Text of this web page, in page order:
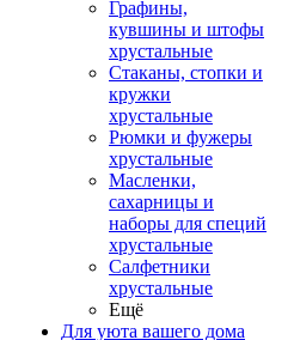
Графины,
кувшины и штофы
хрустальные
Стаканы, стопки и
кружки
хрустальные
Рюмки и фужеры
хрустальные
Масленки,
сахарницы и
наборы для специй
хрустальные
Салфетники
хрустальные
Ещё
Для уюта вашего дома